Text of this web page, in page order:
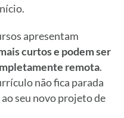
apresentam
curtos e podem ser
remota.
não fica parada
seu novo projeto de